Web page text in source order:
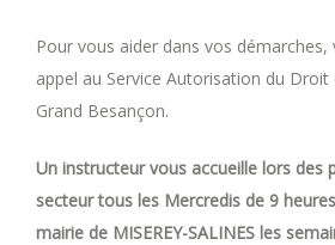
Pour vous aider dans vos
appel au Service Autorisation du Droit
Grand Besançon.
Un instructeur vous accueille lors des
secteur tous les Mercredis de 9
mairie de MISEREY-SALINES les